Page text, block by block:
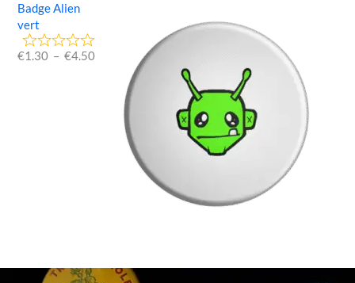
Badge Alien
vert
€1.30 – €4.50